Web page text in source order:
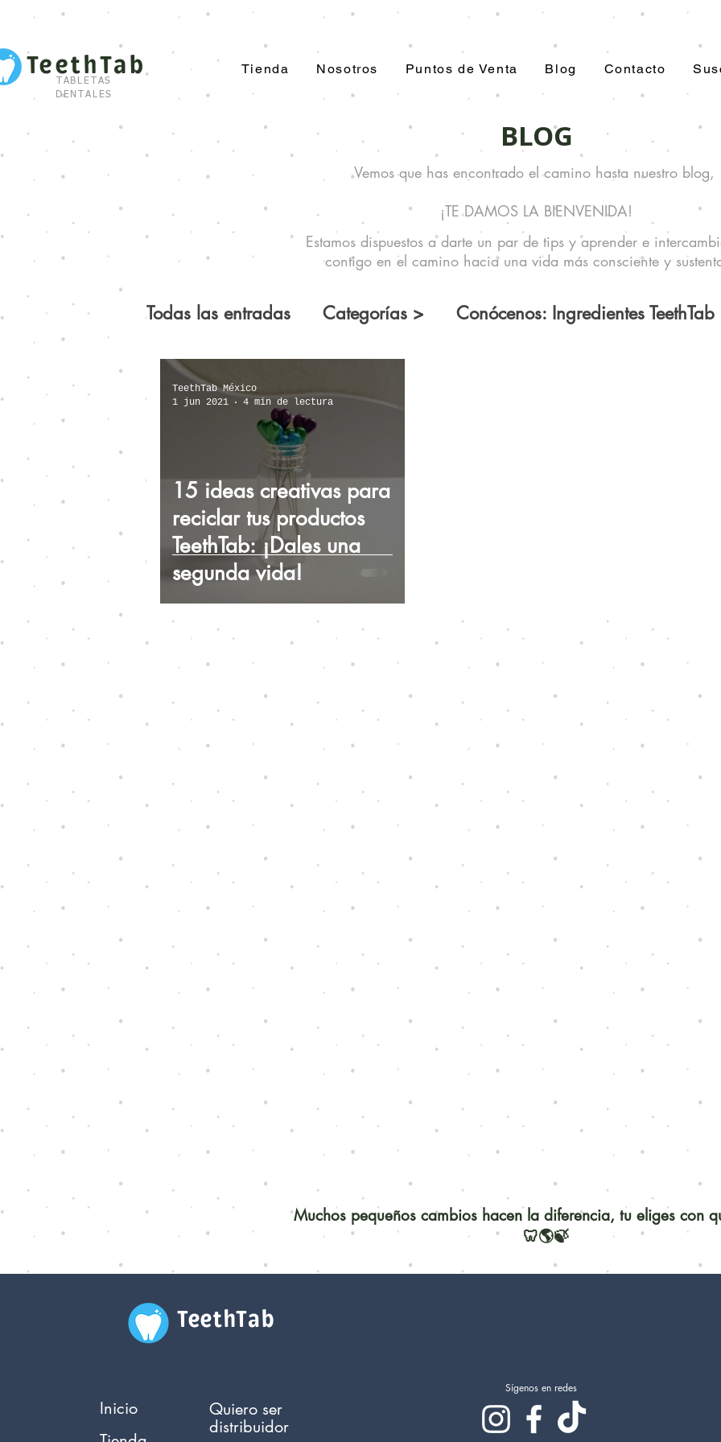
TeethTab
TABLETAS
DENTALES
Tienda Nosotros Puntos de Venta Blog Contacto
BLOG
Vemos que has encontrado el camino hasta nuestro blog,
¡TE DAMOS LA BIENVENIDA!
Estamos dispuestos a darte un par de tips y aprender e
contigo en el camino hacia una vida más consciente y
Todas las entradas Categorías > Conócenos: Ingredientes TeethTab
Guía para ecologistas imperfectos
Datos alarmantes sobre pasta dental
Datos sobre el Flúor Serum bucal
15 ideas creativas para
reciclar tus productos
TeethTab: ¡Dales una
segunda vida!
TeethTab México
1 jun 2021
4 min de lectura
Muchos pequeños cambios hacen la diferencia, tu eliges con
🦷🌎🍃
TeethTab
Inicio
Quiero ser
distribuidor
Sígenos en redes